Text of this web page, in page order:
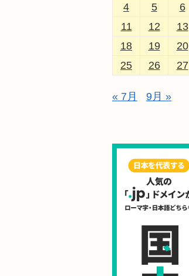
4
5 6
11
12 13
18
19 20
25
26 27
« 7月 9月 »